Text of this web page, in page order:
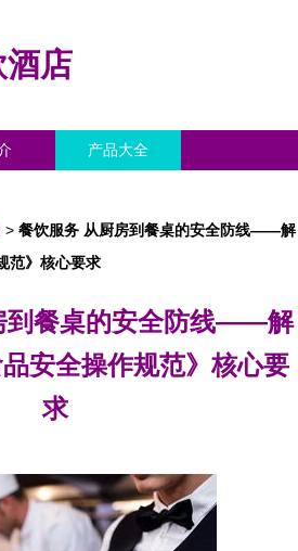
店
产品大全
> 餐饮服务 从厨房到餐桌的安全防线——解
范》核心要求
到餐桌的安全防线——解
安全操作规范》核心要
求